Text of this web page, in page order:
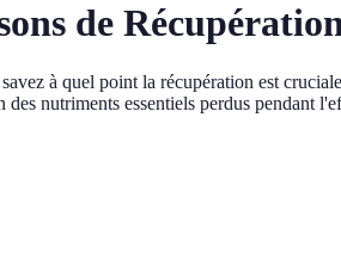
de
à quel point la récupération est
nutriments essentiels perdus pendant